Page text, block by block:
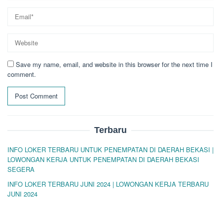
Save my name, email, and website in this browser for the next time I
comment.
Terbaru
INFO LOKER TERBARU UNTUK PENEMPATAN DI DAERAH BEKASI |
LOWONGAN KERJA UNTUK PENEMPATAN DI DAERAH BEKASI
SEGERA
INFO LOKER TERBARU JUNI 2024 | LOWONGAN KERJA TERBARU
JUNI 2024